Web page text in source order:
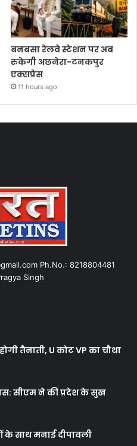
बनबसा रेलवे स्टेशन पर अब
रुकेगी अछनेरा-टनकपुर
एक्सप्रेस
11 hours ago
Ph.No.: 8218804481
Singh
तैनाती, U कोट VP का चौथा
सीएम ने की प्रदेश के सुख
साथ मनाई दीपावली